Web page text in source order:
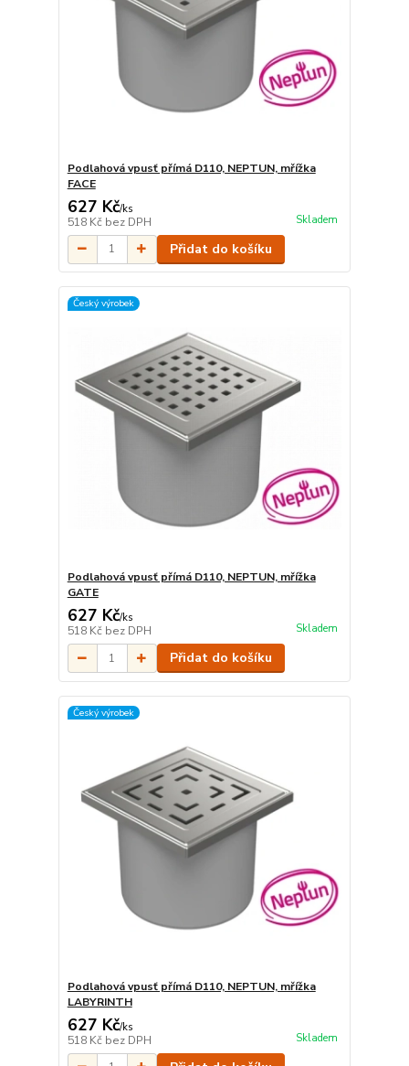
Podlahová vpusť přímá D110, NEPTUN, mřížka
FACE
627 Kč/ks
518 Kč bez DPH Skladem
Přidat do košíku
Český výrobek
Podlahová vpusť přímá D110, NEPTUN, mřížka
GATE
627 Kč/ks
518 Kč bez DPH Skladem
Přidat do košíku
Český výrobek
Podlahová vpusť přímá D110, NEPTUN, mřížka
LABYRINTH
627 Kč/ks
518 Kč bez DPH Skladem